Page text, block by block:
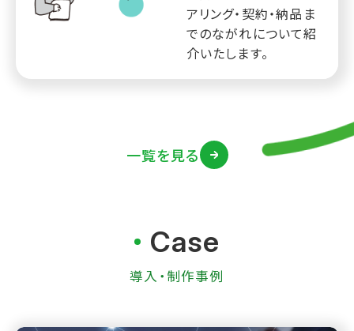
アリング・契約・納品ま
でのながれについて紹
介いたします。
一覧を見る
Case
導入・制作事例